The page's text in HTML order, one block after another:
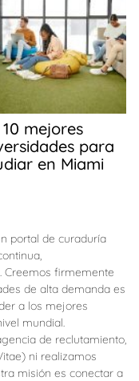
mejores
para
en Miami
portal de curaduría
Creemos firmemente
de alta demanda es
a los mejores
mundial.
de reclutamiento,
ni realizamos
misión es conectar a